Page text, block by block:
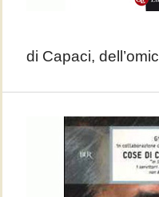
di Capaci,